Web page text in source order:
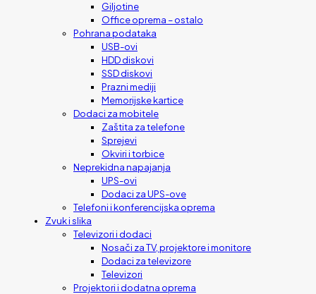
Giljotine
Office oprema – ostalo
Pohrana podataka
USB-ovi
HDD diskovi
SSD diskovi
Prazni mediji
Memorijske kartice
Dodaci za mobitele
Zaštita za telefone
Sprejevi
Okviri i torbice
Neprekidna napajanja
UPS-ovi
Dodaci za UPS-ove
Telefoni i konferencijska oprema
Zvuk i slika
Televizori i dodaci
Nosači za TV, projektore i monitore
Dodaci za televizore
Televizori
Projektori i dodatna oprema